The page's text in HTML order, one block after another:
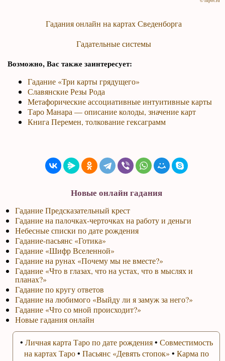
Гадания онлайн на картах Сведенборга
Гадательные системы
Возможно, Вас также заинтересует:
Гадание «Три карты грядущего»
Славянские Резы Рода
Метафорические ассоциативные интуитивные карты
Таро Манара — описание колоды, значение карт
Книга Перемен, толкование гексаграмм
Новые онлайн гадания
Гадание Предсказательный крест
Гадание на палочках-черточках на работу и деньги
Небесные списки по дате рождения
Гадание-пасьянс «Готика»
Гадание «Шифр Вселенной»
Гадание на рунах «Почему мы не вместе?»
Гадание «Что в глазах, что на устах, что в мыслях и
планах?»
Гадание по кругу ответов
Гадание на любимого «Выйду ли я замуж за него?»
Гадание «Что со мной происходит?»
Новые гадания онлайн
• Личная карта Таро по дате рождения• Совместимость
на картах Таро• Пасьянс «Девять стопок» • Карма по